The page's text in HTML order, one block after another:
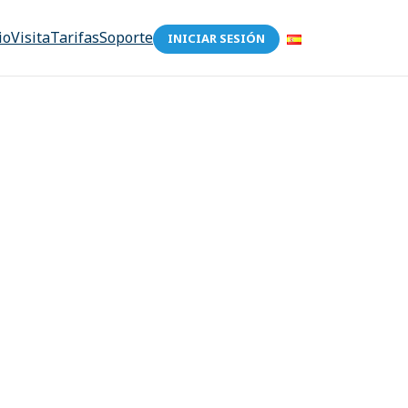
VisitaTarifasSoporte INICIAR SESIÓN